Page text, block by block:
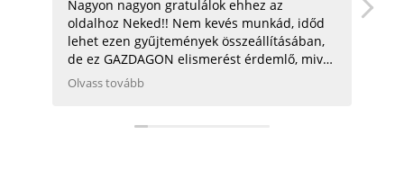
Nagyon nagyon gratulálok ehhez az
oldalhoz Neked!! Nem kevés munkád, időd
lehet ezen gyűjtemények összeállításában,
de ez GAZDAGON elismerést érdemlő, mivel
ezen adatok összegyűjtése, rendszerezése
helikopterrel (MI2) kapcsolatban tudok
Olvass tovább